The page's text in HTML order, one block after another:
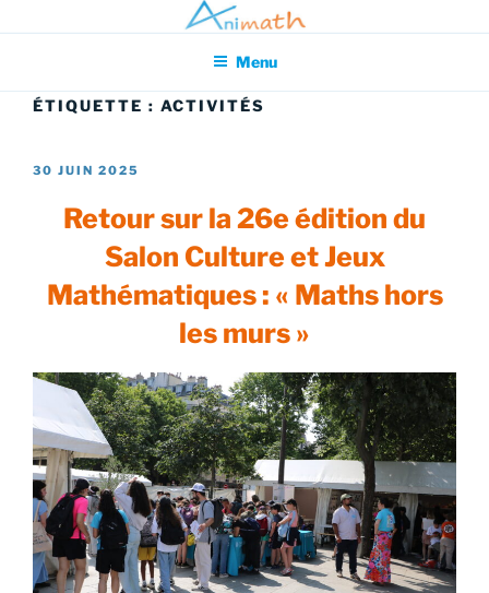
au
principal
Association pour l'Animation en Mathématiques
Menu
ÉTIQUETTE : ACTIVITÉS
PUBLIÉ
30 JUIN 2025
Retour sur la 26e édition du
Salon Culture et Jeux
Mathématiques : « Maths hors
les murs »